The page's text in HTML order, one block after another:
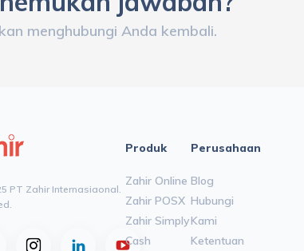
menghubungi Anda kembali.
PT Zahir Internasiaonal.
Produk
Zahir Online
Zahir POSX
Zahir Simply
Cash
Perusahaan
Blog
Hubungi
Kami
Ketentuan